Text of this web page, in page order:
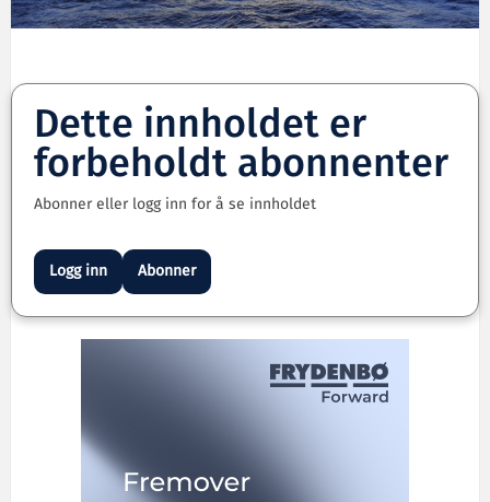
Dette innholdet er
forbeholdt abonnenter
Abonner eller logg inn for å se innholdet
Logg inn Abonner